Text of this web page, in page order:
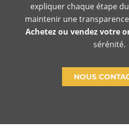
expliquer chaque étape
maintenir une
Achetez ou vendez votre
sérénité.
NOUS